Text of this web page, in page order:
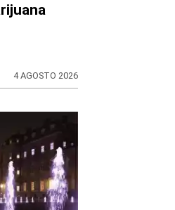
4 AGOSTO 2026